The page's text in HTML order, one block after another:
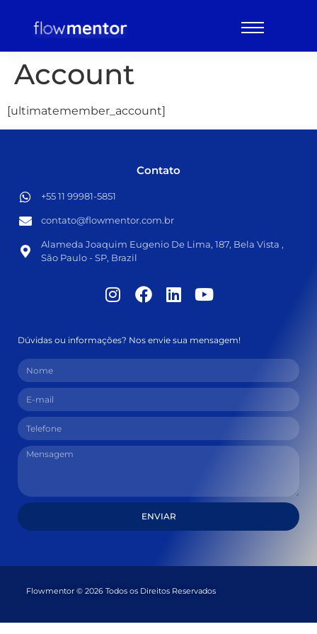
Account
[ultimatemember_account]
Contato
+55 11 99981-5851​
contato@flowmentor.com.br​
Alameda Joaquim Eugenio De Lima, 187, Bela Vista ,
São Paulo - SP, Brazil
Dúvidas ou informações? Nos envie sua mensagem!
ENVIAR
Flowmentor © 2026 Todos os Direitos Reservados